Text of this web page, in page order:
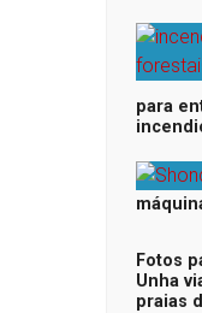
para
Fotos
Unha
praias